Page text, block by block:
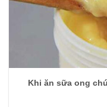
Khi ăn sữa ong